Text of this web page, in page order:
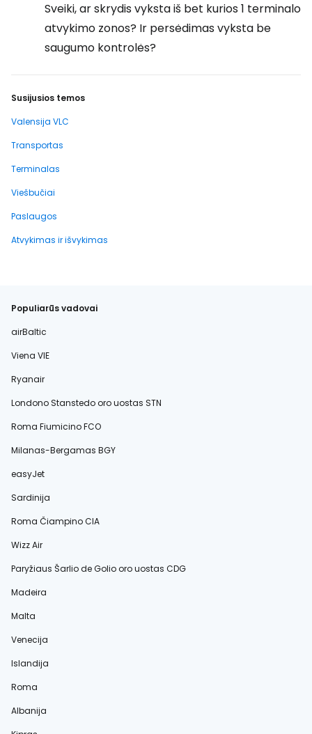
Sveiki, ar skrydis vyksta iš bet kurios 1 terminalo
atvykimo zonos? Ir persėdimas vyksta be
saugumo kontrolės?
Susijusios temos
Valensija VLC
Transportas
Terminalas
Viešbučiai
Paslaugos
Atvykimas ir išvykimas
Populiarūs vadovai
airBaltic
Viena VIE
Ryanair
Londono Stanstedo oro uostas STN
Roma Fiumicino FCO
Milanas-Bergamas BGY
easyJet
Sardinija
Roma Čiampino CIA
Wizz Air
Paryžiaus Šarlio de Golio oro uostas CDG
Madeira
Malta
Venecija
Islandija
Roma
Albanija